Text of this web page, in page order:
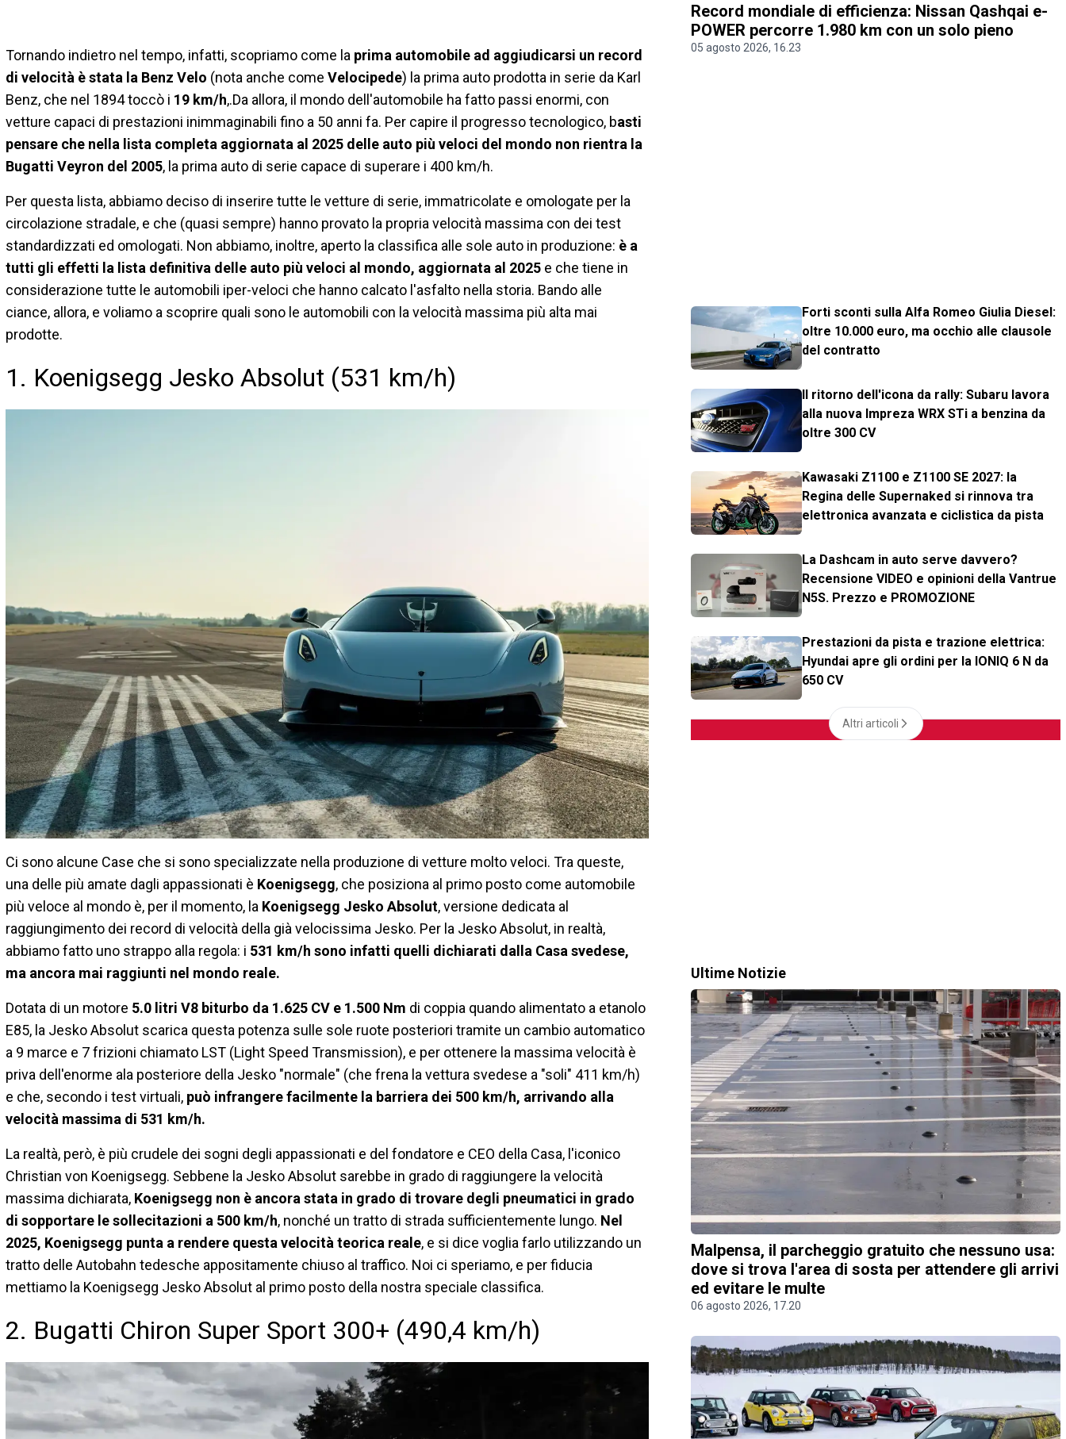
Tornando indietro nel tempo, infatti, scopriamo come la prima automobile ad aggiudicarsi un record
di velocità è stata la Benz Velo (nota anche come Velocipede) la prima auto prodotta in serie da Karl
Benz, che nel 1894 toccò i 19 km/h,.Da allora, il mondo dell'automobile ha fatto passi enormi, con
vetture capaci di prestazioni inimmaginabili fino a 50 anni fa. Per capire il progresso tecnologico, basti
pensare che nella lista completa aggiornata al 2025 delle auto più veloci del mondo non rientra la
Bugatti Veyron del 2005, la prima auto di serie capace di superare i 400 km/h.
Per questa lista, abbiamo deciso di inserire tutte le vetture di serie, immatricolate e omologate per la
circolazione stradale, e che (quasi sempre) hanno provato la propria velocità massima con dei test
standardizzati ed omologati. Non abbiamo, inoltre, aperto la classifica alle sole auto in produzione: è a
tutti gli effetti la lista definitiva delle auto più veloci al mondo, aggiornata al 2025 e che tiene in
considerazione tutte le automobili iper-veloci che hanno calcato l'asfalto nella storia. Bando alle
ciance, allora, e voliamo a scoprire quali sono le automobili con la velocità massima più alta mai
prodotte.
1. Koenigsegg Jesko Absolut (531 km/h)
Ci sono alcune Case che si sono specializzate nella produzione di vetture molto veloci. Tra queste,
una delle più amate dagli appassionati è Koenigsegg, che posiziona al primo posto come automobile
più veloce al mondo è, per il momento, la Koenigsegg Jesko Absolut, versione dedicata al
raggiungimento dei record di velocità della già velocissima Jesko. Per la Jesko Absolut, in realtà,
abbiamo fatto uno strappo alla regola: i 531 km/h sono infatti quelli dichiarati dalla Casa svedese,
ma ancora mai raggiunti nel mondo reale.
Dotata di un motore 5.0 litri V8 biturbo da 1.625 CV e 1.500 Nm di coppia quando alimentato a etanolo
E85, la Jesko Absolut scarica questa potenza sulle sole ruote posteriori tramite un cambio automatico
a 9 marce e 7 frizioni chiamato LST (Light Speed Transmission), e per ottenere la massima velocità è
priva dell'enorme ala posteriore della Jesko "normale" (che frena la vettura svedese a "soli" 411 km/h)
e che, secondo i test virtuali, può infrangere facilmente la barriera dei 500 km/h, arrivando alla
velocità massima di 531 km/h.
La realtà, però, è più crudele dei sogni degli appassionati e del fondatore e CEO della Casa, l'iconico
Christian von Koenigsegg. Sebbene la Jesko Absolut sarebbe in grado di raggiungere la velocità
massima dichiarata, Koenigsegg non è ancora stata in grado di trovare degli pneumatici in grado
di sopportare le sollecitazioni a 500 km/h, nonché un tratto di strada sufficientemente lungo. Nel
2025, Koenigsegg punta a rendere questa velocità teorica reale, e si dice voglia farlo utilizzando un
tratto delle Autobahn tedesche appositamente chiuso al traffico. Noi ci speriamo, e per fiducia
mettiamo la Koenigsegg Jesko Absolut al primo posto della nostra speciale classifica.
2. Bugatti Chiron Super Sport 300+ (490,4 km/h)
Record mondiale di efficienza: Nissan Qashqai e-
POWER percorre 1.980 km con un solo pieno
05 agosto 2026, 16.23
Forti sconti sulla Alfa Romeo Giulia Diesel:
oltre 10.000 euro, ma occhio alle clausole
del contratto
Il ritorno dell'icona da rally: Subaru lavora
alla nuova Impreza WRX STi a benzina da
oltre 300 CV
Kawasaki Z1100 e Z1100 SE 2027: la
Regina delle Supernaked si rinnova tra
elettronica avanzata e ciclistica da pista
La Dashcam in auto serve davvero?
Recensione VIDEO e opinioni della Vantrue
N5S. Prezzo e PROMOZIONE
Prestazioni da pista e trazione elettrica:
Hyundai apre gli ordini per la IONIQ 6 N da
650 CV
Altri articoli
Ultime Notizie
Malpensa, il parcheggio gratuito che nessuno usa:
dove si trova l'area di sosta per attendere gli arrivi
ed evitare le multe
06 agosto 2026, 17.20